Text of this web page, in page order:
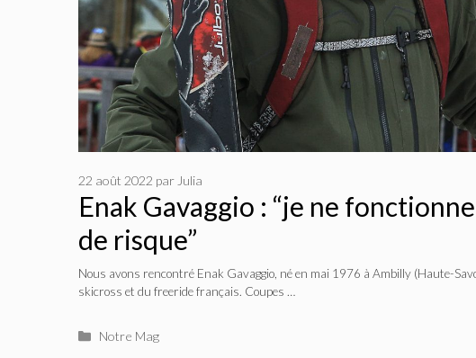
Enak Gavaggio : “je ne
de risque”
22 août 2022 par Julia
Nous avons rencontré Enak Gavaggio, né en mai 1976 à Ambilly (Haute-
skicross et du freeride français. Coupes …
Catégories
Notre Mag